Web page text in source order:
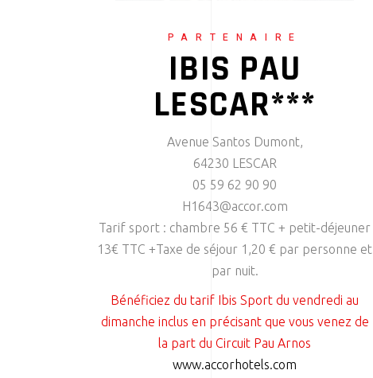
PARTENAIRE
IBIS PAU
LESCAR***
Avenue Santos Dumont,
64230 LESCAR
05 59 62 90 90
H1643@accor.com
Tarif sport : chambre 56 € TTC + petit-déjeuner
13€ TTC +Taxe de séjour 1,20 € par personne et
par nuit.
Bénéficiez du tarif Ibis Sport du vendredi au
dimanche inclus en précisant que vous venez de
la part du Circuit Pau Arnos
www.accorhotels.com